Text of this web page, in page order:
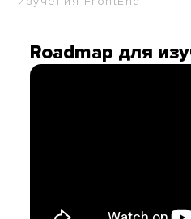
Roadmap для